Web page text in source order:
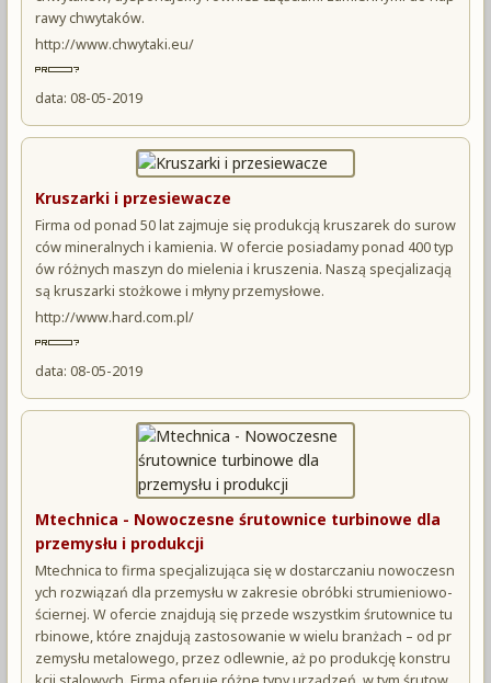
rawy chwytaków.
http://www.chwytaki.eu/
data: 08-05-2019
Kruszarki i przesiewacze
Firma od ponad 50 lat zajmuje się produkcją kruszarek do surow
ców mineralnych i kamienia. W ofercie posiadamy ponad 400 typ
ów różnych maszyn do mielenia i kruszenia. Naszą specjalizacją
są kruszarki stożkowe i młyny przemysłowe.
http://www.hard.com.pl/
data: 08-05-2019
Mtechnica - Nowoczesne śrutownice turbinowe dla
przemysłu i produkcji
Mtechnica to firma specjalizująca się w dostarczaniu nowoczesn
ych rozwiązań dla przemysłu w zakresie obróbki strumieniowo-
ściernej. W ofercie znajdują się przede wszystkim śrutownice tu
rbinowe, które znajdują zastosowanie w wielu branżach – od pr
zemysłu metalowego, przez odlewnie, aż po produkcję konstru